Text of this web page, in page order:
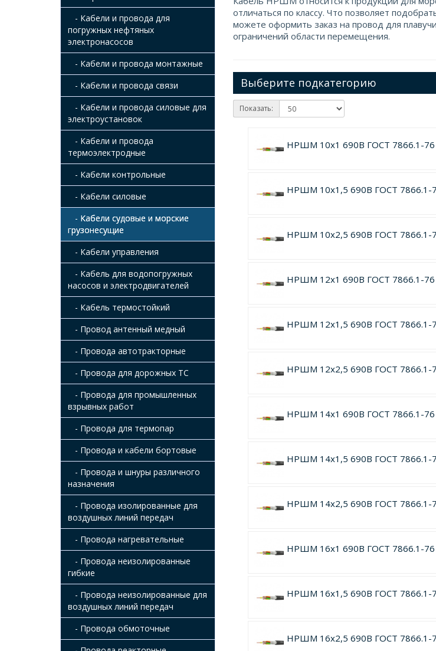
- Кабели и провода для
погружных нефтяных
электронасосов
- Кабели и провода монтажные
- Кабели и провода связи
- Кабели и провода силовые для
электроустановок
- Кабели и провода
термоэлектродные
- Кабели контрольные
- Кабели силовые
- Кабели судовые и морские
грузонесущие
- Кабели управления
- Кабель для водопогружных
насосов и электродвигателей
- Кабель термостойкий
- Провод антенный медный
- Провода автотракторные
- Провода для дорожных ТС
- Провода для промышленных
взрывных работ
- Провода для термопар
- Провода и кабели бортовые
- Провода и шнуры различного
назначения
- Провода изолированные для
воздушных линий передач
- Провода нагревательные
- Провода неизолированные
гибкие
- Провода неизолированные для
воздушных линий передач
- Провода обмоточные
отличаться по классу. Что позволяет
можете оформить заказ на провод для
ограничений области перемещения.
Выберите подкатегорию
Показать:
НРШМ 10х1 690В ГОСТ 7866.1-76
НРШМ 10х1,5 690В ГОСТ 7866.1-
НРШМ 10х2,5 690В ГОСТ 7866.1-
НРШМ 12х1 690В ГОСТ 7866.1-76
НРШМ 12х1,5 690В ГОСТ 7866.1-
НРШМ 12х2,5 690В ГОСТ 7866.1-
НРШМ 14х1 690В ГОСТ 7866.1-76
НРШМ 14х1,5 690В ГОСТ 7866.1-
НРШМ 14х2,5 690В ГОСТ 7866.1-
НРШМ 16х1 690В ГОСТ 7866.1-76
НРШМ 16х1,5 690В ГОСТ 7866.1-
НРШМ 16х2,5 690В ГОСТ 7866.1-